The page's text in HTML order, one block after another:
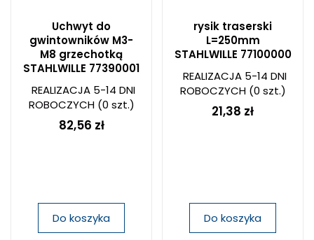
Uchwyt do
gwintowników M3-
M8 grzechotką
STAHLWILLE 77390001
REALIZACJA 5-14 DNI
ROBOCZYCH(0 szt.)
82,56 zł
Do koszyka
rysik traserski
L=250mm
STAHLWILLE 77100000
REALIZACJA 5-14 DNI
ROBOCZYCH(0 szt.)
21,38 zł
Do koszyka